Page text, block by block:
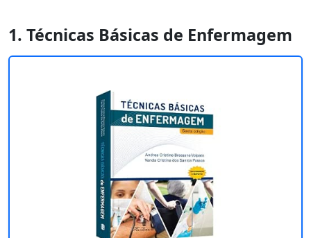
1. Técnicas Básicas de Enfermagem